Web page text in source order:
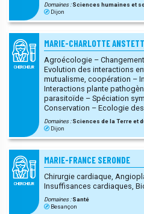
Domaines :Sciences humaines et
Dijon
CHERCHEUR
MARIE-CHARLOTTE ANSTETT
Agroécologie –
Evolution des interactions
mutualisme, coopération –
Interactions plante
parasitoïde – Spéciation
Conservation – Ecologie
Flavescence Dorée de la
Domaines :Sciences de la Terre et
Dijon
CHERCHEUR
MARIE-FRANCE SERONDE
Chirurgie cardiaque, Angioplastie, Cardioprotection,
Domaines :Santé
Besançon